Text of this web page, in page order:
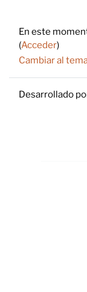
En este
(Acceder)
Cambiar al
Desarrollado